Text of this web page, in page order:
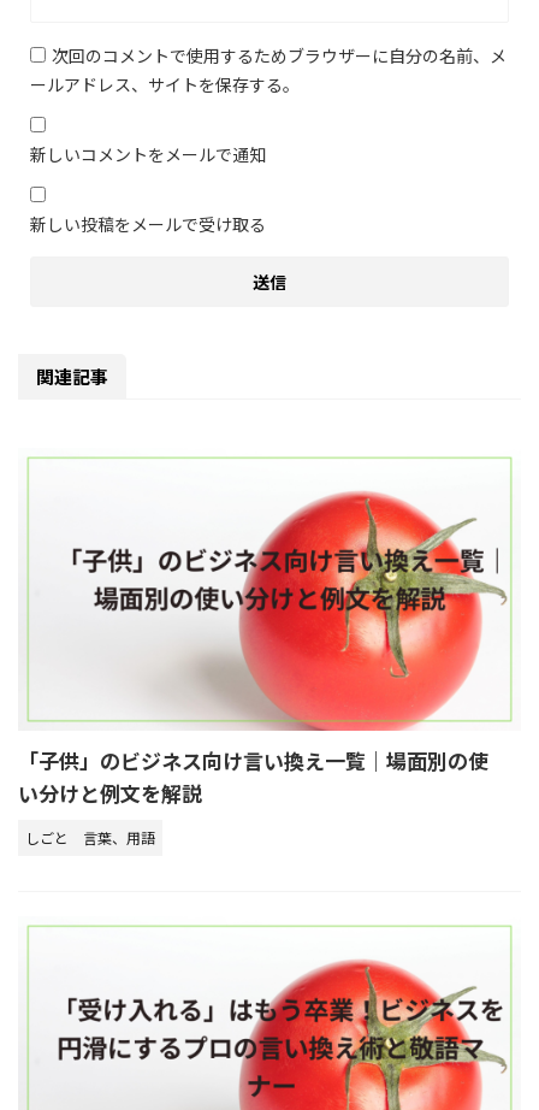
次回のコメントで使用するためブラウザーに自分の名前、メ
ールアドレス、サイトを保存する。
新しいコメントをメールで通知
新しい投稿をメールで受け取る
関連記事
「子供」のビジネス向け言い換え一覧｜場面別の使
い分けと例文を解説
しごと 言葉、用語